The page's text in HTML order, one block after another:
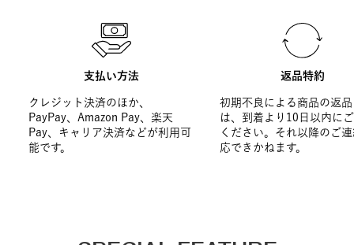
支払い方法
クレジット決済のほか、
PayPay、Amazon Pay、楽天
Pay、キャリア決済などが利用可
能です。
返品特約
初期不良による商品の返
は、到着より10日以内に
ください。それ以降のご
応できかねます。